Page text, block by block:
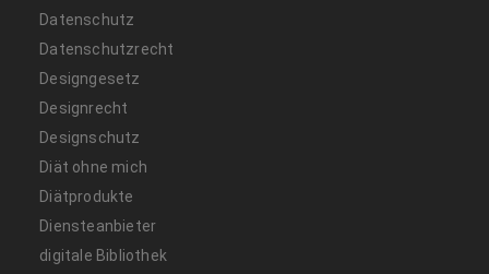
Datenschutz
Datenschutzrecht
Designgesetz
Designrecht
Designschutz
Diät ohne mich
Diätprodukte
Diensteanbieter
digitale Bibliothek